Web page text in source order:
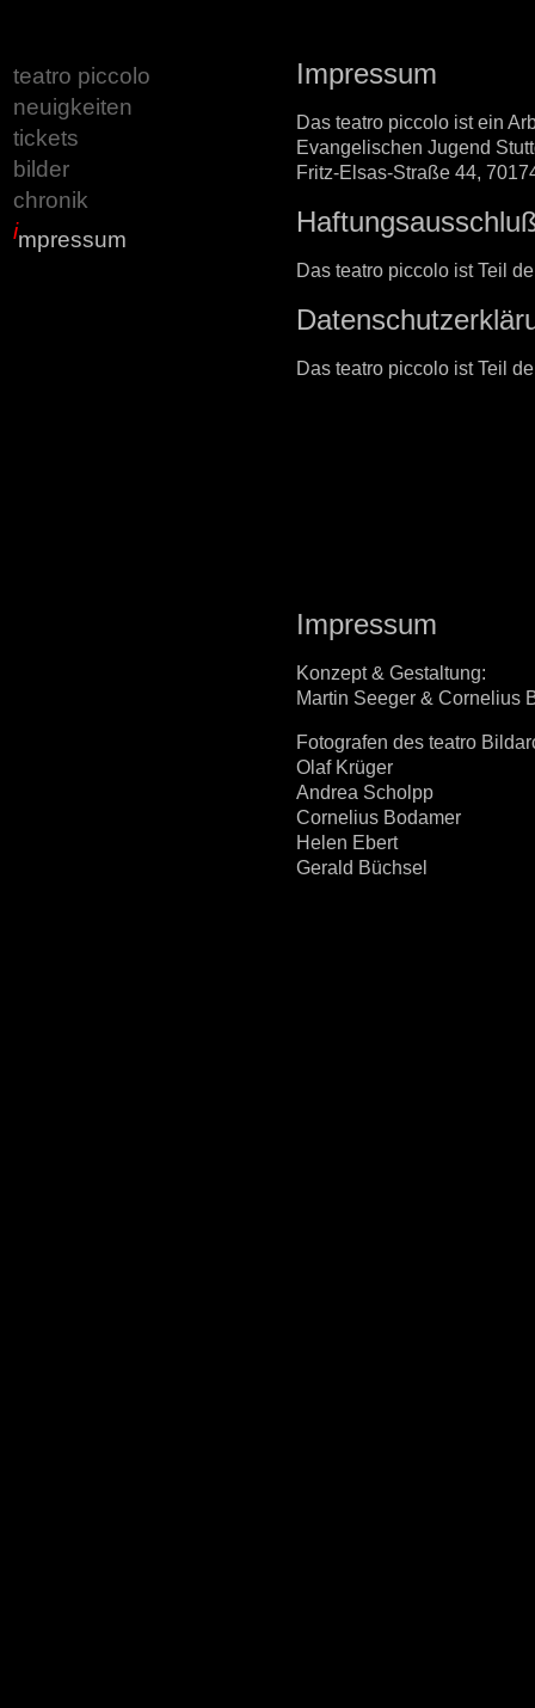
teatro piccolo
neuigkeiten
tickets
bilder
chronik
impressum
Impressum
Das teatro piccolo ist ein
Evangelischen Jugend
Fritz-Elsas-Straße 44,
Das teatro piccolo ist Teil
Das teatro piccolo ist Teil
Impressum
Konzept & Gestaltung:
Martin Seeger & Cornelius
Fotografen des teatro
Olaf Krüger
Andrea Scholpp
Cornelius Bodamer
Helen Ebert
Gerald Büchsel